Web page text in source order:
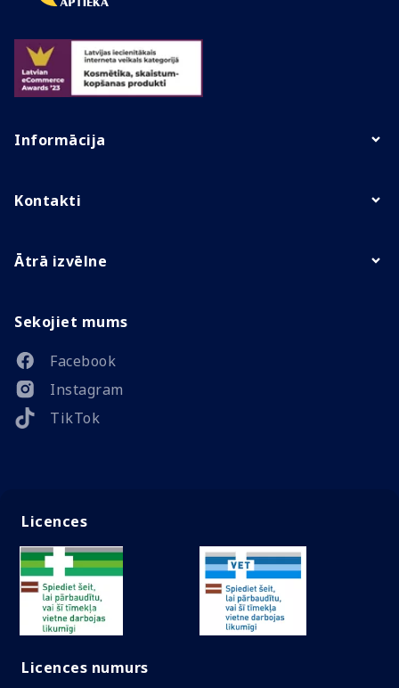
Informācija
Kontakti
Ātrā izvēlne
Sekojiet mums
Facebook
Instagram
TikTok
Licences
Licences numurs